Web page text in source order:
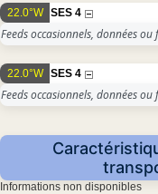
22.0°W SES 4
Feeds occasionnels, données
22.0°W SES 4
Feeds occasionnels, données
Informations non disponibles